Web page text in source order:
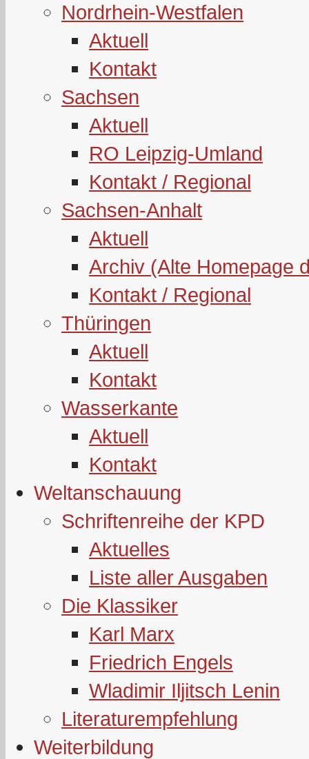
Nordrhein-Westfalen
Aktuell
Kontakt
Sachsen
Aktuell
RO Leipzig-Umland
Kontakt / Regional
Sachsen-Anhalt
Aktuell
Archiv (Alte Homepage
Kontakt / Regional
Thüringen
Aktuell
Kontakt
Wasserkante
Aktuell
Kontakt
Weltanschauung
Schriftenreihe der KPD
Aktuelles
Liste aller Ausgaben
Die Klassiker
Karl Marx
Friedrich Engels
Wladimir Iljitsch Lenin
Literaturempfehlung
Weiterbildung